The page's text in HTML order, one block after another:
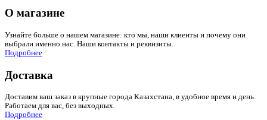
О магазине
Узнайте больше о нашем магазине: кто мы, наши клиенты и почему они
выбрали именно нас. Наши контакты и реквизиты.
Подробнее
Доставка
Доставим ваш заказ в крупные города Казахстана, в удобное время и день.
Работаем для вас, без выходных.
Подробнее